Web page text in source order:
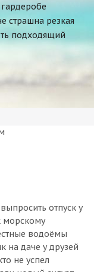
страшна резкая
подходящий
отпуск у
морскому
водоёмы
на даче у друзей
не успел